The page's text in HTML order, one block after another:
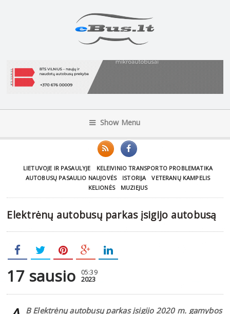
Show Menu
LIETUVOJE IR PASAULYJE
KELEIVINIO TRANSPORTO PROBLEMATIKA
AUTOBUSŲ PASAULIO NAUJOVĖS
ISTORIJA
VETERANŲ KAMPELIS
KELIONĖS
MUZIEJUS
Elektrėnų autobusų parkas įsigijo autobusą
17 sausio 05:39
2023
B Elektrėnų autobusų parkas įsigijo 2020 m. gamybos